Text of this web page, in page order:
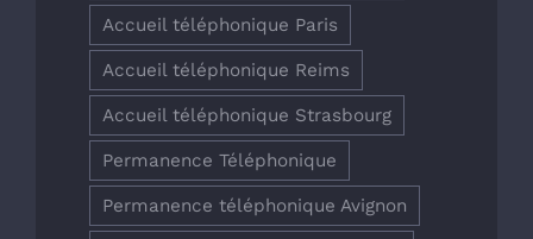
Accueil téléphonique Paris
Accueil téléphonique Reims
Accueil téléphonique Strasbourg
Permanence Téléphonique
Permanence téléphonique Avignon